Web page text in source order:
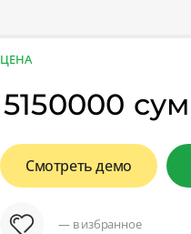
ЦЕНА
5150000 сум
Смотреть демо
— в избранное